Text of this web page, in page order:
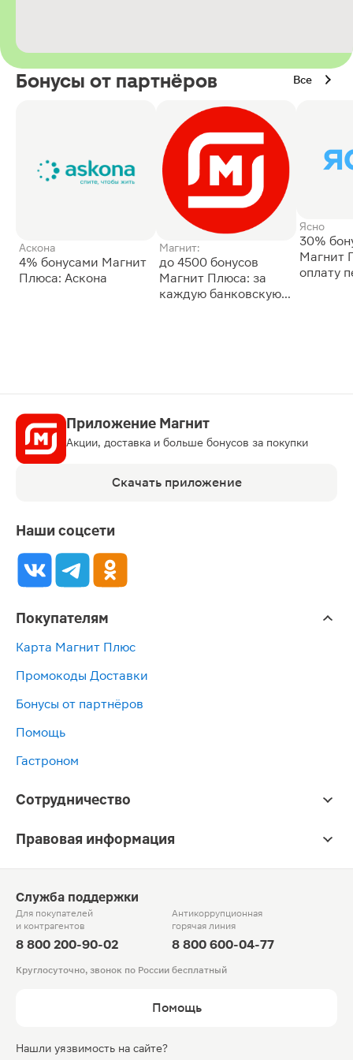
Бонусы от партнёров Все
Аскона
4% бонусами Магнит
Плюса: Аскона
Магнит:
до 4500 бонусов
Магнит Плюса: за
каждую банковскую
Ясно
30%
Магнит
оплату
Приложение Магнит
Акции, доставка и больше бонусов за покупки
Скачать приложение
Наши соцсети
Покупателям
Карта Магнит Плюс
Промокоды Доставки
Бонусы от партнёров
Помощь
Гастроном
Сотрудничество
Правовая информация
Служба поддержки
Для покупателей
и контрагентов
8 800 200-90-02
Антикоррупционная
горячая линия
8 800 600-04-77
Круглосуточно, звонок по России бесплатный
Помощь
Нашли уязвимость на сайте?